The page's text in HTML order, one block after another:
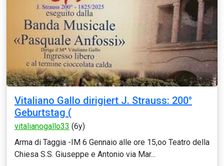
Vitaliano Gallo dirigiert J. Strauss: 200°
Geburtstag (
vitalianogallo33 (6y)
Arma di Taggia -IM 6 Gennaio alle ore 15,oo Teatro della
Chiesa S.S. Giuseppe e Antonio via Mar...